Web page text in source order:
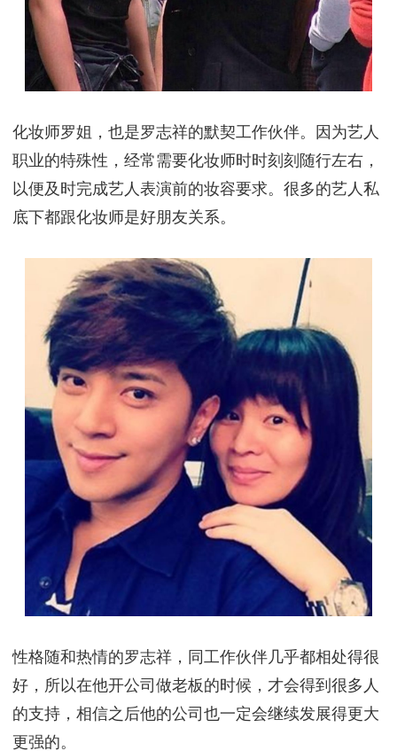
化妆师罗姐，也是罗志祥的默契工作伙伴。因为艺人
职业的特殊性，经常需要化妆师时时刻刻随行左右，
以便及时完成艺人表演前的妆容要求。很多的艺人私
底下都跟化妆师是好朋友关系。
性格随和热情的罗志祥，同工作伙伴几乎都相处得很
好，所以在他开公司做老板的时候，才会得到很多人
的支持，相信之后他的公司也一定会继续发展得更大
更强的。